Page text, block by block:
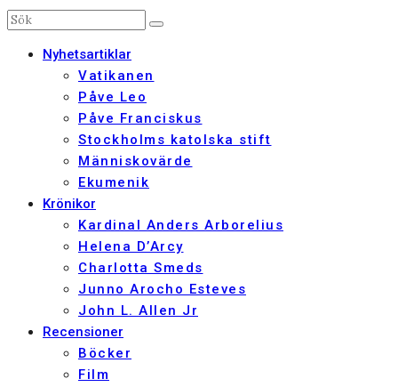
Nyhetsartiklar
Vatikanen
Påve Leo
Påve Franciskus
Stockholms katolska stift
Människovärde
Ekumenik
Krönikor
Kardinal Anders Arborelius
Helena D’Arcy
Charlotta Smeds
Junno Arocho Esteves
John L. Allen Jr
Recensioner
Böcker
Film